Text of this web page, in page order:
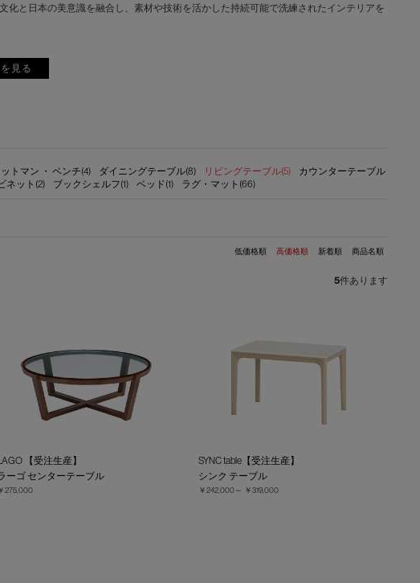
化と日本の美意識を融合し、素材や技術を活かした持続可能で洗練されたインテリアを
見る
トマン ・ ベンチ(4) ダイニングテーブル(8) リビングテーブル(5)
カウンターテーブル
ネット(2) ブックシェルフ(1) ベッド(1) ラグ・マット(66)
低価格順 高価格順 新着順 商品名順
5件あります
【受注生産】
ーゴ センターテーブル
275,000
SYNC table【受注生産】
シンク テーブル
￥242,000～ ￥319,000